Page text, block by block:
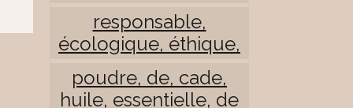
responsable,
écologique, éthique,
poudre, de, cade,
huile, essentielle, de